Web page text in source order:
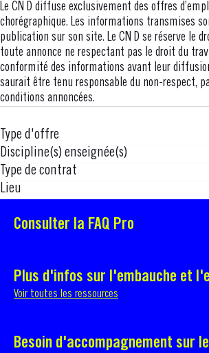
Le CN D diffuse exclusivement des offres
chorégraphique. Les informations transmises
publication sur son site. Le CN D se réserve le
toute annonce ne respectant pas le droit du
conformité des informations avant leur
saurait être tenu responsable du non-respect,
conditions annoncées.
Type d'offre
Discipline(s) enseignée(s)
Type de contrat
Lieu
Consulter la FAQ Pro
Plus d'infos sur l'embauche et
Voir toutes les ressources
Besoin d'accompagnement sur